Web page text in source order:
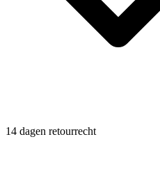
14 dagen retourrecht